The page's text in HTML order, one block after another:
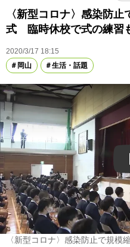
〈新型コロナ〉感染防
式 臨時休校で式の練習
2020/3/17 18:15
岡山
生活・話題
〈新型コロナ〉感染防止で規